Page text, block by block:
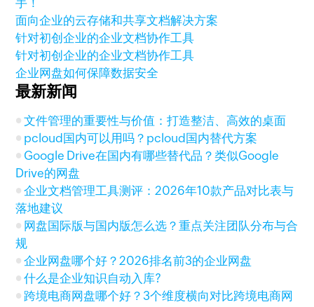
手！
面向企业的云存储和共享文档解决方案
针对初创企业的企业文档协作工具
针对初创企业的企业文档协作工具
企业网盘如何保障数据安全
最新新闻
文件管理的重要性与价值：打造整洁、高效的桌面
pcloud国内可以用吗？pcloud国内替代方案
Google Drive在国内有哪些替代品？类似Google
Drive的网盘
企业文档管理工具测评：2026年10款产品对比表与
落地建议
网盘国际版与国内版怎么选？重点关注团队分布与合
规
企业网盘哪个好？2026排名前3的企业网盘
什么是企业知识自动入库?
跨境电商网盘哪个好？3个维度横向对比跨境电商网